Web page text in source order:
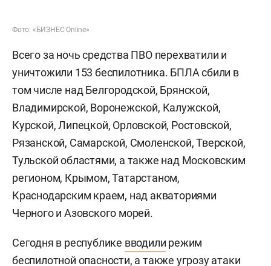
Фото: «БИЗНЕС Online»
Всего за ночь средства ПВО перехватили и
уничтожили 153 беспилотника. БПЛА сбили в
том числе над Белгородской, Брянской,
Владимирской, Воронежской, Калужской,
Курской, Липецкой, Орловской, Ростовской,
Рязанской, Самарской, Смоленской, Тверской,
Тульской областями, а также над Московским
регионом, Крымом, Татарстаном,
Краснодарским краем, над акваториями
Черного и Азовского морей.
Сегодня в республике вводили режим
беспилотной опасности, а также угрозу атаки